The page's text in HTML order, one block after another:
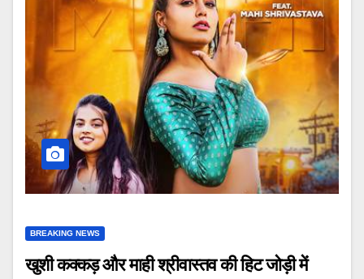
BREAKING NEWS
खुशी कक्कड़ और माही श्रीवास्तव की हिट जोड़ी में